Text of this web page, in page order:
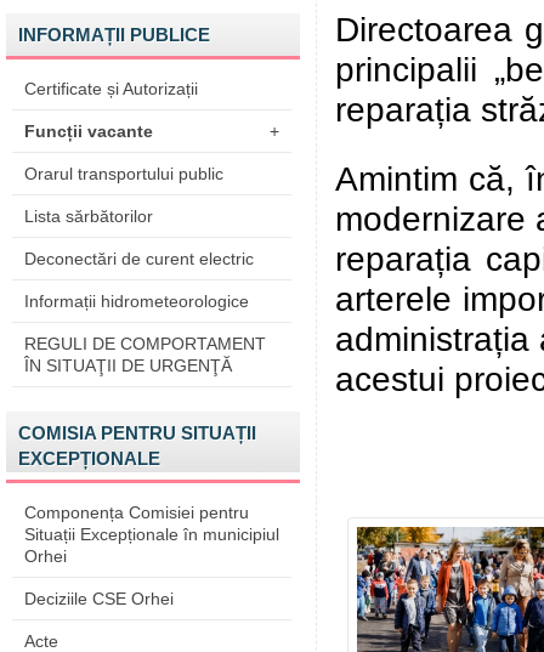
INFORMAȚII PUBLICE
Certificate și Autorizații
Funcții vacante +
Orarul transportului public
Lista sărbătorilor
Deconectări de curent electric
Informații hidrometeorologice
REGULI DE COMPORTAMENT
ÎN SITUAŢII DE URGENŢĂ
COMISIA PENTRU SITUAȚII
EXCEPȚIONALE
Componența Comisiei pentru
Situații Excepționale în municipiul
Orhei
Deciziile CSE Orhei
Acte
Directoarea
principalii
reparația
Amintim că,
modernizare
reparația
arterele
administrația
acestui